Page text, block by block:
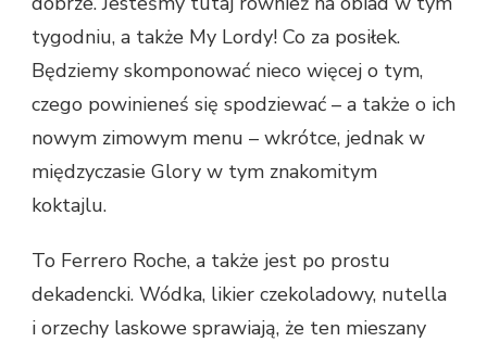
tygodniu, a także My Lordy! Co za posiłek.
Będziemy skomponować nieco więcej o tym,
czego powinieneś się spodziewać – a także o ich
nowym zimowym menu – wkrótce, jednak w
międzyczasie Glory w tym znakomitym
koktajlu.
To Ferrero Roche, a także jest po prostu
dekadencki. Wódka, likier czekoladowy, nutella
i orzechy laskowe sprawiają, że ten mieszany